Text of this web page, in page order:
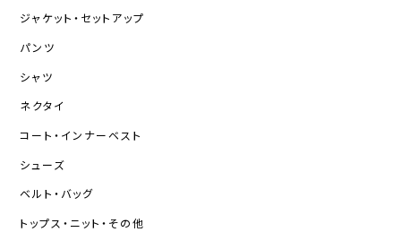
ジャケット・セットアップ
パンツ
シャツ
ネクタイ
コート・インナーベスト
シューズ
ベルト・バッグ
トップス・ニット・その他